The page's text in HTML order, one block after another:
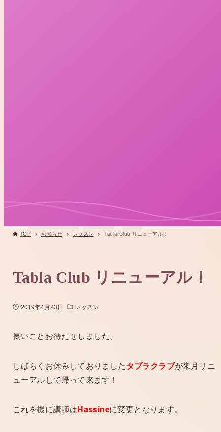
TOP お知らせ レッスン Tabla Club リニューアル！
Tabla Club リニューアル！
2019年2月23日 レッスン
長いことお待たせしました。
しばらくお休みしておりましたタブラクラブが来月リニ
ューアルして帰って来ます！
これを機に講師はHassineに変更となります。